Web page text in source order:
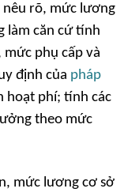
rõ, mức lương
làm căn cứ tính
phụ cấp và
định của pháp
hoạt phí; tính các
theo mức
mức lương cơ sở